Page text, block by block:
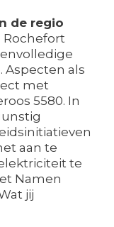
de regio
als
met
5580. In
aan te
te
Namen
jij